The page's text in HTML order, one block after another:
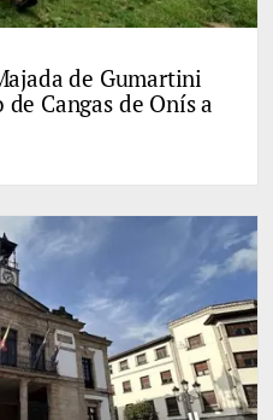
de Gumartini
Cangas de Onís a